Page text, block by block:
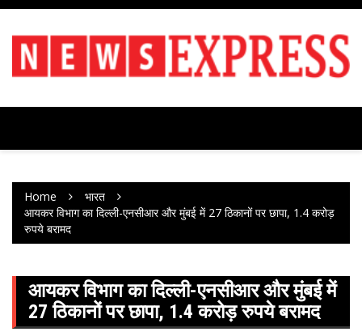
Skip
content
Home
भारत
आयकर विभाग का दिल्ली-एनसीआर और मुंबई में 27 ठिकानों पर छापा, 1.4 करोड़
रुपये बरामद
आयकर विभाग का दिल्ली-एनसीआर और मुंबई में
27 ठिकानों पर छापा, 1.4 करोड़ रुपये बरामद